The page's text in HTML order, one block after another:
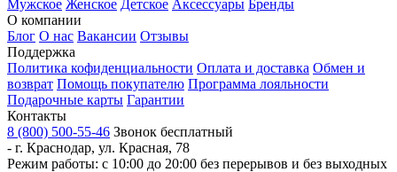
Мужское Женское Детское Аксессуары Бренды
О компании
Блог О нас Вакансии Отзывы
Поддержка
Политика кофиденциальности Оплата и доставка Обмен и
возврат Помощь покупателю Программа лояльности
Подарочные карты Гарантии
Контакты
8 (800) 500-55-46 Звонок бесплатный
- г. Краснодар, ул. Красная, 78
Режим работы: с 10:00 до 20:00 без перерывов и без выходных